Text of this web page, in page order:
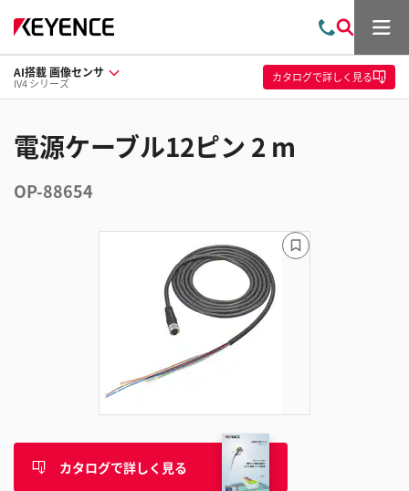
問
い
合
わ
索
メ
ュ
ー
AI搭載 画像センサ
IV4 シリーズ カタログで詳しく見る
電源ケーブル12ピン 2 m
OP-88654
カタログで詳しく見る
ブ
ッ